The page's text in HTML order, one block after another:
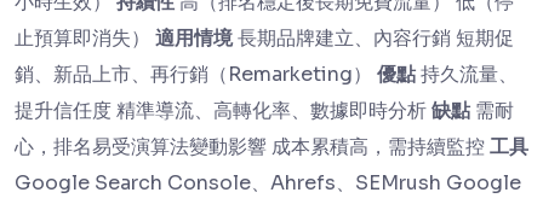
止預算即消失） 適用情境長期品牌建立、內容行銷 短期促
銷、新品上市、再行銷（Remarketing） 優點持久流量、
提升信任度 精準導流、高轉化率、數據即時分析缺點 需耐
心，排名易受演算法變動影響 成本累積高，需持續監控工具
Google Search Console、Ahrefs、SEMrush Google